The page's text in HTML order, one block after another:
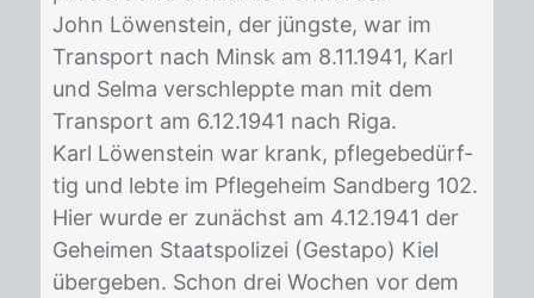
John Lö­wen­stein, der jüngs­te, war im
Trans­port nach Minsk am 8.11.1941, Karl
und Sel­ma ver­schlepp­te man mit dem
Trans­port am 6.12.1941 nach Riga.
Karl Lö­wen­stein war krank, pfle­ge­be­dürf­
tig und leb­te im Pfle­ge­heim Sand­berg 102.
Hier wur­de er zu­nächst am 4.12.1941 der
Ge­hei­men Staats­po­li­zei (Ge­sta­po) Kiel
über­ge­ben. Schon drei Wo­chen vor dem